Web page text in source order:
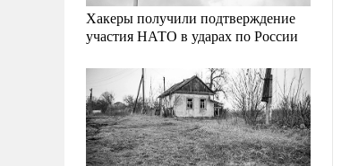
Хакеры получили подтверждение
участия НАТО в ударах по России